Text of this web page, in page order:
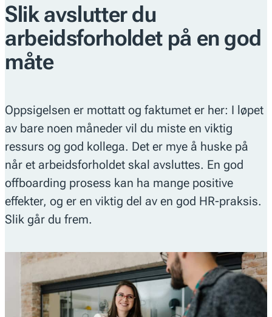
Slik avslutter du
arbeidsforholdet på en god
måte
Oppsigelsen er mottatt og faktumet er her: I løpet
av bare noen måneder vil du miste en viktig
ressurs og god kollega. Det er mye å huske på
når et arbeidsforholdet skal avsluttes. En god
offboarding prosess kan ha mange positive
effekter, og er en viktig del av en god HR-praksis.
Slik går du frem.